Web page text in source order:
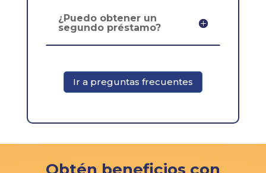
¿Puedo obtener un
segundo préstamo?
Ir a preguntas frecuentes
Obtén beneficios con